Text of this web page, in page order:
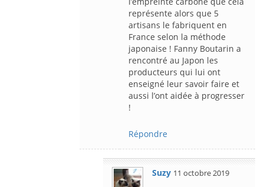
représente alors que 5
artisans le fabriquent en
France selon la méthode
japonaise ! Fanny Boutarin a
rencontré au Japon les
producteurs qui lui ont
enseigné leur savoir faire et
aussi l’ont aidée à progresser
!
Répondre
Suzy 11 octobre 2019